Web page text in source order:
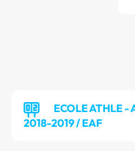
ECOLE ATHLE -
2018-2019 / EAF